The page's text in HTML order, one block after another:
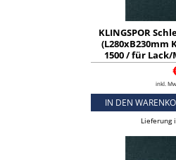
KLINGSPOR
(L280xB230mm
1500 / für
Inhalt: 50 Stück)
inkl.
IN DEN
Lieferung